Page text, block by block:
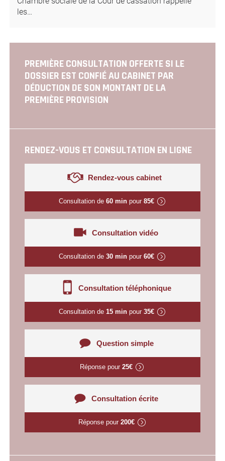
les…
PREMIÈRE CONSULTATION OFFERTE SI LE
DOSSIER EST CONFIÉ AU CABINET PAR
DÉDUCTION DE SON MONTANT DE LA
PREMIÈRE PROVISION
RENDEZ-VOUS ET CONSULTATION EN LIGNE
Rendez-vous cabinet
Consultation de 60 minpour 85€
Consultation vidéo
Consultation de 30 minpour 60€
Consultation téléphonique
Consultation de 15 minpour 35€
Question simple
Réponse pour25€
Consultation écrite
Réponse pour 200€